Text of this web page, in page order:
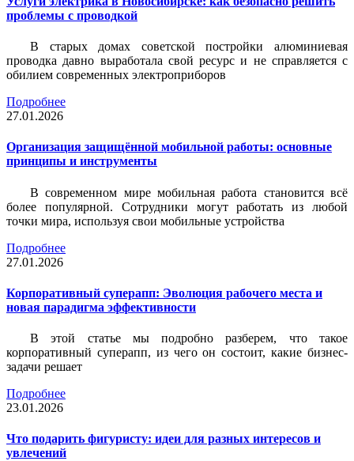
проблемы с проводкой
В старых домах советской постройки алюминиевая
проводка давно выработала свой ресурс и не справляется с
обилием современных электроприборов
Подробнее
27.01.2026
Организация защищённой мобильной работы: основные
принципы и инструменты
В современном мире мобильная работа становится всё
более популярной. Сотрудники могут работать из любой
точки мира, используя свои мобильные устройства
Подробнее
27.01.2026
Корпоративный суперапп: Эволюция рабочего места и
новая парадигма эффективности
В этой статье мы подробно разберем, что такое
корпоративный суперапп, из чего он состоит, какие бизнес-
задачи решает
Подробнее
23.01.2026
Что подарить фигуристу: идеи для разных интересов и
увлечений